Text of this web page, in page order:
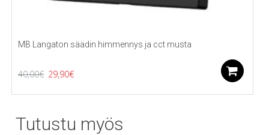
MB Langaton säädin himmennys ja cct musta
40,00€ Alkuperäinen
hinta
40,00€.
29,90€
hinta
29,90€.
Tutustu myös